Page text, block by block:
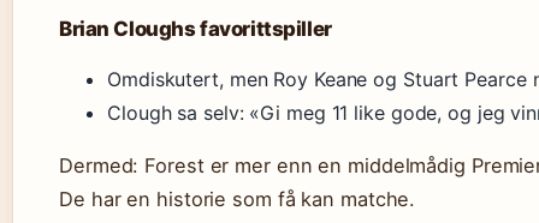
Brian Cloughs favorittspiller
Omdiskutert, men Roy Keane og Stuart Pearce
Clough sa selv: «Gi meg 11 like gode, og jeg
Dermed: Forest er mer enn en middelmådig
De har en historie som få kan matche.